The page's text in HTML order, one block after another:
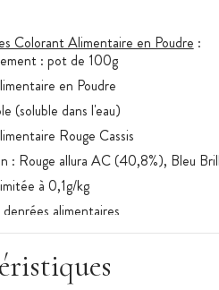
Colorant Alimentaire en Poudre :
: pot de 100g
en Poudre
(soluble dans l'eau)
Rouge Cassis
: Rouge allura AC (40,8%), Bleu
à 0,1g/kg
alimentaires